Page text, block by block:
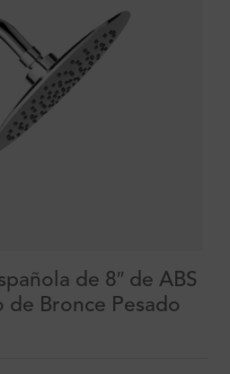
de 8″ de ABS
de Bronce Pesado